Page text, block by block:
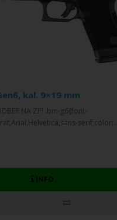
kal. 9×19 mm
NA ZP! .bm-g6{font-
serif;color:..
INFO